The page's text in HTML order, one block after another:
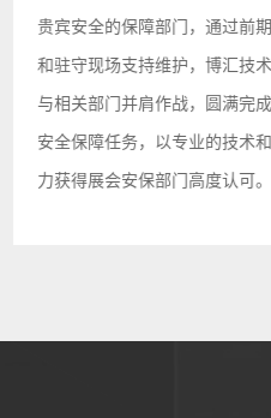
贵宾安全的保障部门，通过前
和驻守现场支持维护，博汇技
与相关部门并肩作战，圆满完
安全保障任务，以专业的技术
力获得展会安保部门高度认可。